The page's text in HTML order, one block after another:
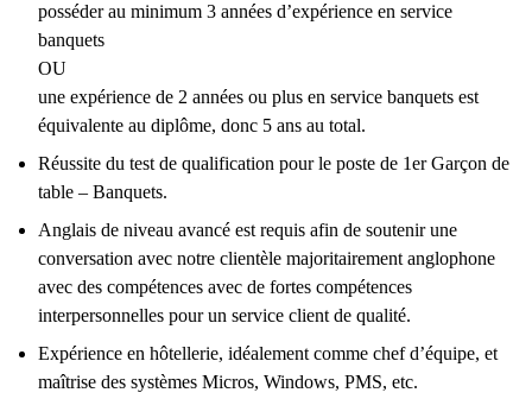
posséder au minimum 3 années d’expérience en service
banquets
OU
une expérience de 2 années ou plus en service banquets est
équivalente au diplôme, donc 5 ans au total.
Réussite du test de qualification pour le poste de 1er Garçon de
table – Banquets.
Anglais de niveau avancé est requis afin de soutenir une
conversation avec notre clientèle majoritairement anglophone
avec des compétences avec de fortes compétences
interpersonnelles pour un service client de qualité.
Expérience en hôtellerie, idéalement comme chef d’équipe, et
maîtrise des systèmes Micros, Windows, PMS, etc.